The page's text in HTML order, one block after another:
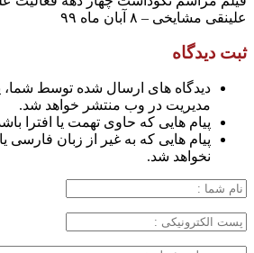
علینقی مشایخی – ۸ آبان ماه ۹۹
ثبت دیدگاه
دیدگاه های ارسال شده توسط شما،
مدیریت در وب منتشر خواهد شد.
پیام هایی که حاوی تهمت یا افترا
پیام هایی که به غیر از زبان فارسی
نخواهد شد.